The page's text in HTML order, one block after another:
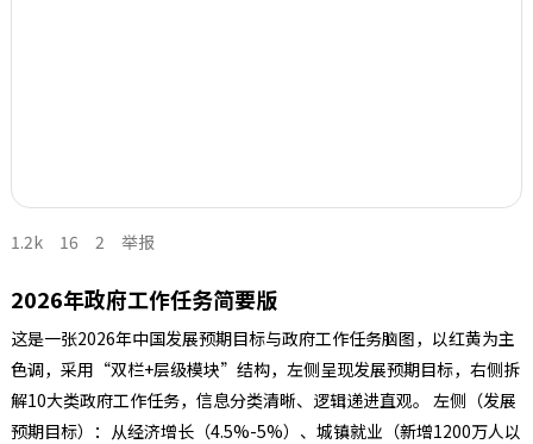
1.2k 16 2 举报
2026年政府工作任务简要版
这是一张2026年中国发展预期目标与政府工作任务脑图，以红黄为主
色调，采用“双栏+层级模块”结构，左侧呈现发展预期目标，右侧拆
解10大类政府工作任务，信息分类清晰、逻辑递进直观。 左侧（发展
预期目标）：从经济增长（4.5%-5%）、城镇就业（新增1200万人以